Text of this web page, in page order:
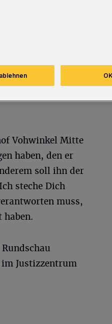
Vohwinkel Mitte
haben, den er
soll ihn der
steche Dich
muss,
haben.
Justizzentrum
OK